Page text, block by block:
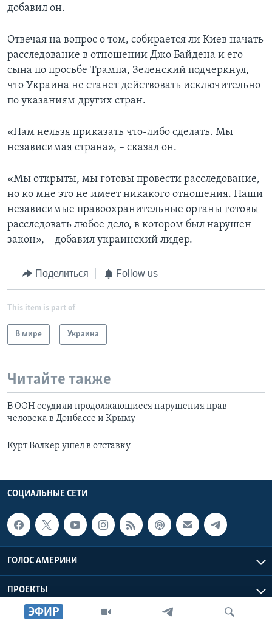
ЭФИР
добавил он.
Отвечая на вопрос о том, собирается ли Киев начать
расследование в отношении Джо Байдена и его
сына по просьбе Трампа, Зеленский подчеркнул,
что Украина не станет действовать исключительно
по указаниям других стран.
«Нам нельзя приказать что-либо сделать. Мы
независимая страна», – сказал он.
«Мы открыты, мы готовы провести расследование,
но ко мне это не имеет никакого отношения. Наши
независимые правоохранительные органы готовы
расследовать любое дело, в котором был нарушен
закон», – добавил украинский лидер.
Поделиться Follow us
This item is part of
В мире Украина
Читайте также
В ООН осудили продолжающиеся нарушения прав
человека в Донбассе и Крыму
Курт Волкер ушел в отставку
СОЦИАЛЬНЫЕ СЕТИ
ГОЛОС АМЕРИКИ
ПРОЕКТЫ